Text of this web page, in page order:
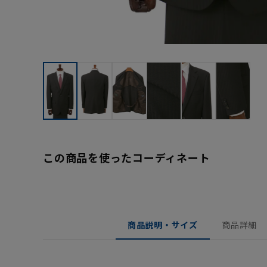
この商品を使ったコーディネート
商品説明・サイズ 商品詳細